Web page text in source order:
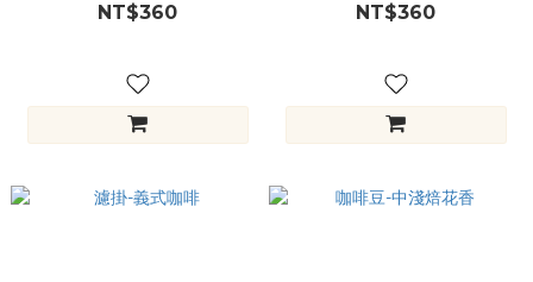
NT$360 NT$360